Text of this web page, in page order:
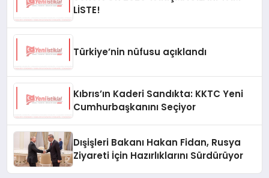
LİSTE!
Türkiye’nin nüfusu açıklandı
Kıbrıs’ın Kaderi Sandıkta: KKTC Yeni
Cumhurbaşkanını Seçiyor
Dışişleri Bakanı Hakan Fidan, Rusya
Ziyareti İçin Hazırlıklarını Sürdürüyor